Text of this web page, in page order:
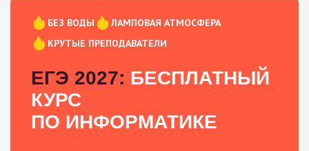
БЕЗ ВОДЫ
ЛАМПОВАЯ АТМОСФЕРА
КРУТЫЕ ПРЕПОДАВАТЕЛИ
ЕГЭ 2027: БЕСПЛАТНЫЙ
КУРС
ПО ИНФОРМАТИКЕ